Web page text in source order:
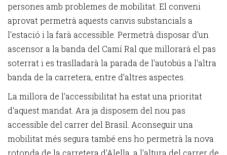
persones amb problemes de mobilitat. El conveni
aprovat permetrà aquests canvis substancials a
l'estació i la farà accessible. Permetrà disposar d'un
ascensor a la banda del Camí Ral que millorarà el pas
soterrat i es traslladarà la parada de l'autobús a l'altra
banda de la carretera, entre d’altres aspectes.
La millora de l'accessibilitat ha estat una prioritat
d'aquest mandat. Ara ja disposem del nou pas
accessible del carrer del Brasil. Aconseguir una
mobilitat més segura també ens ho permetrà la nova
rotonda de la carretera d'Alella, a l'altura del carrer de